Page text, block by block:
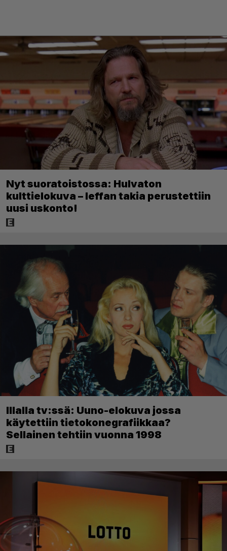
Nyt suoratoistossa: Hulvaton
kulttielokuva – leffan takia perustettiin
uusi uskonto!
Illalla tv:ssä: Uuno-elokuva jossa
käytettiin tietokonegrafiikkaa?
Sellainen tehtiin vuonna 1998